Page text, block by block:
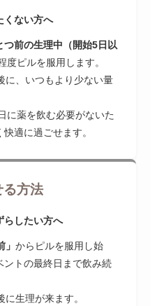
くない方へ
つ前の生理中（開始5日以
度ピルを服用します。
に、いつもより少ない量
に薬を飲む必要がないた
適に過ごせます。
方法
らしたい方へ
からピルを服用し始
トの最終日まで飲み続
生理が来ます。